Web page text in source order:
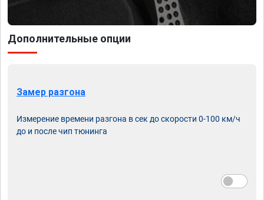
Дополнительные опции
Замер разгона
Измерение времени разгона в сек до скорости 0-100 км/ч
до и после чип тюнинга